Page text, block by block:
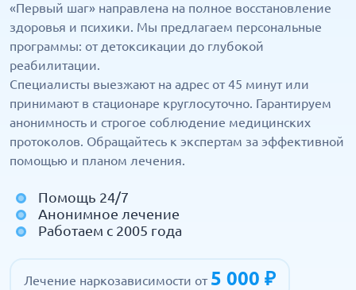
«Первый шаг» направлена на полное восстановление
здоровья и психики. Мы предлагаем персональные
программы: от детоксикации до глубокой
реабилитации.
Специалисты выезжают на адрес от 45 минут или
принимают в стационаре круглосуточно. Гарантируем
анонимность и строгое соблюдение медицинских
протоколов. Обращайтесь к экспертам за эффективной
помощью и планом лечения.
Помощь 24/7
Анонимное лечение
Работаем с 2005 года
Лечение наркозависимости от 5 000 ₽